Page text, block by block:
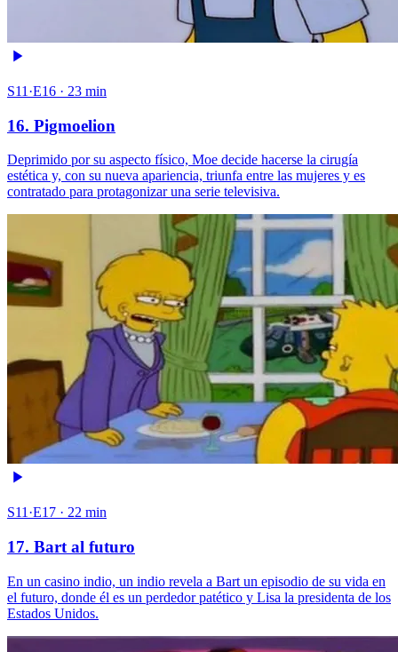
S11·E16 · 23 min
16. Pigmoelion
Deprimido por su aspecto físico, Moe decide hacerse la cirugía
estética y, con su nueva apariencia, triunfa entre las mujeres y es
contratado para protagonizar una serie televisiva.
S11·E17 · 22 min
17. Bart al futuro
En un casino indio, un indio revela a Bart un episodio de su vida en
el futuro, donde él es un perdedor patético y Lisa la presidenta de los
Estados Unidos.